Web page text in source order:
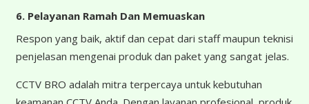
6. Pelayanan Ramah Dan Memuaskan
Respon yang baik, aktif dan cepat dari staff maupun teknisi
penjelasan mengenai produk dan paket yang sangat jelas.
CCTV BRO adalah mitra terpercaya untuk kebutuhan